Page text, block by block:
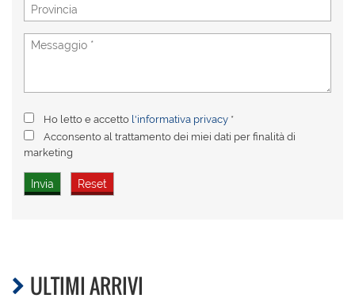
Ho letto e accetto l'informativa privacy *
Acconsento al trattamento dei miei dati per finalità di
marketing
ULTIMI ARRIVI